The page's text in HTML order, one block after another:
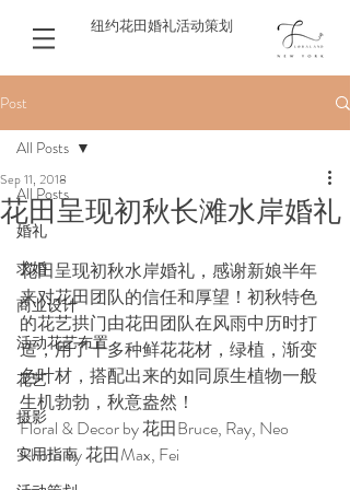
纽约花田婚礼活动策划
Post
All Posts
婚礼
求婚
商业设计
活动花艺布置
花艺
摄影
实用指南
All Posts
花田呈现初秋长滩水岸婚礼
Sep 11, 2018
花田呈现初秋水岸婚礼，感谢新娘半年
来对花田团队的信任和厚望！初秋特色
的花艺拱门由花田团队在风雨中历时打
造，用了十多种鲜花花材，绿植，渐变
色叶材，搭配出来的如同原生植物一般
生机勃勃，秋意盎然！
Floral & Decor by 花田Bruce, Ray, Neo
Photo by 花田Max, Fei